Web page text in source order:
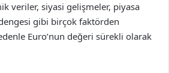
veriler, siyasi gelişmeler, piyasa
gibi birçok faktörden
Euro’nun değeri sürekli olarak